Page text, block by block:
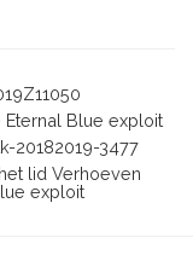
Blue exploit
20182019-3477
lid Verhoeven
exploit